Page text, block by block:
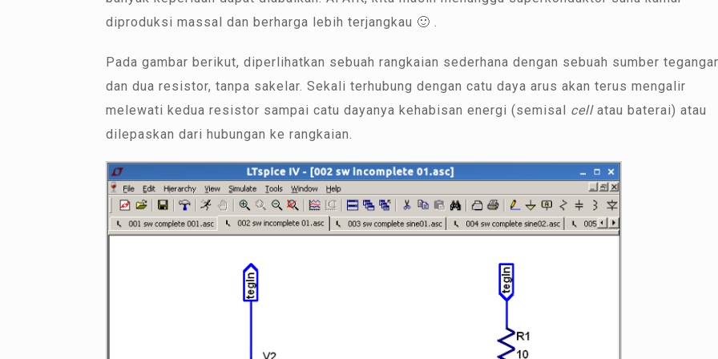
diproduksi massal dan berharga lebih terjangkau 🙂 .
Pada gambar berikut, diperlihatkan sebuah rangkaian sederhana dengan sebuah sumber
dan dua resistor, tanpa sakelar. Sekali terhubung dengan catu daya arus akan terus mengalir
melewati kedua resistor sampai catu dayanya kehabisan energi (semisal cell atau baterai) atau
dilepaskan dari hubungan ke rangkaian.